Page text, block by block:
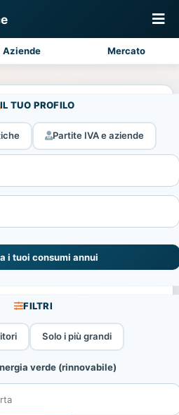
Aziende Mercato
IL TUO PROFILO
Partite IVA e aziende
i tuoi consumi annui
FILTRI
Solo i più grandi
verde (rinnovabile)